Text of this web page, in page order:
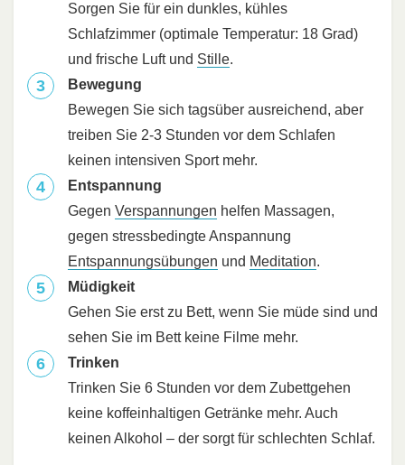
Sorgen Sie für ein dunkles, kühles
Schlafzimmer (optimale Temperatur: 18 Grad)
und frische Luft und Stille.
Bewegung
Bewegen Sie sich tagsüber ausreichend, aber
treiben Sie 2-3 Stunden vor dem Schlafen
keinen intensiven Sport mehr.
Entspannung
Gegen Verspannungen helfen Massagen,
gegen stressbedingte Anspannung
Entspannungsübungen und Meditation.
Müdigkeit
Gehen Sie erst zu Bett, wenn Sie müde sind und
sehen Sie im Bett keine Filme mehr.
Trinken
Trinken Sie 6 Stunden vor dem Zubettgehen
keine koffeinhaltigen Getränke mehr. Auch
keinen Alkohol – der sorgt für schlechten Schlaf.